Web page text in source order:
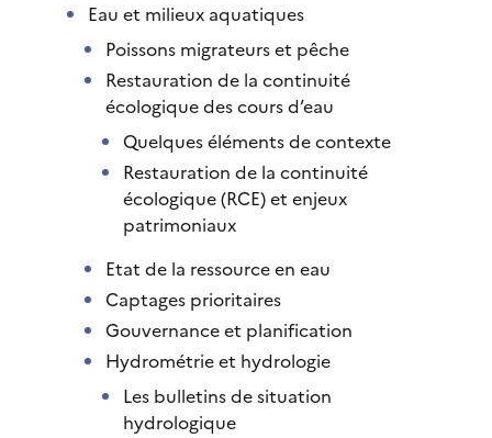
Eau et milieux aquatiques
Poissons migrateurs et pêche
Restauration de la continuité
écologique des cours d’eau
Quelques éléments de contexte
Restauration de la continuité
écologique (RCE) et enjeux
patrimoniaux
Etat de la ressource en eau
Captages prioritaires
Gouvernance et planification
Hydrométrie et hydrologie
Les bulletins de situation
hydrologique